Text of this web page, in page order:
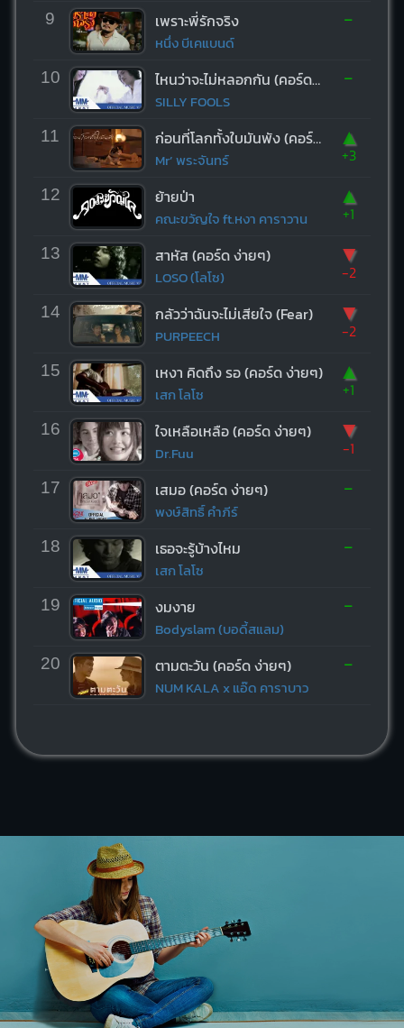
9 เพราะพี่รักจริง
หนึ่ง บีเคแบนด์
-
10 ไหนว่าจะไม่หลอกกัน (คอร์ด ง่ายๆ)
SILLY FOOLS
-
11 ก่อนที่โลกทั้งใบมันพัง (คอร์ด ง่ายๆ)
Mr’ พระจันทร์
▲
+3
12 ย้ายป่า
คณะขวัญใจ ft.หงา คาราวาน
▲
+1
13 สาหัส (คอร์ด ง่ายๆ)
LOSO (โลโซ)
▼
-2
14 กลัวว่าฉันจะไม่เสียใจ (Fear)
PURPEECH
▼
-2
15 เหงา คิดถึง รอ (คอร์ด ง่ายๆ)
เสก โลโซ
▲
+1
16 ใจเหลือเหลือ (คอร์ด ง่ายๆ)
Dr.Fuu
▼
-1
17 เสมอ (คอร์ด ง่ายๆ)
พงษ์สิทธิ์ คำภีร์
-
18 เธอจะรู้บ้างไหม
เสก โลโซ
-
19 งมงาย
Bodyslam (บอดี้สแลม)
-
20 ตามตะวัน (คอร์ด ง่ายๆ)
NUM KALA x แอ๊ด คาราบาว
-